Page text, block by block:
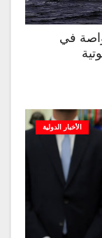
في
الأخبار الدولية